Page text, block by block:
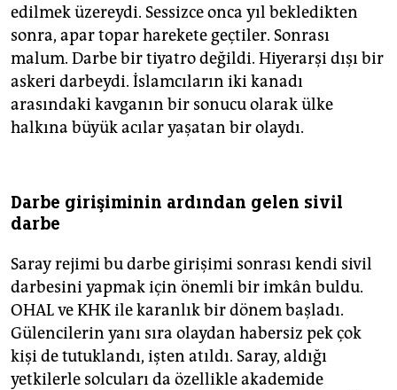
edilmek üzereydi. Sessizce onca yıl bekledikten
sonra, apar topar harekete geçtiler. Sonrası
malum. Darbe bir tiyatro değildi. Hiyerarşi dışı bir
askeri darbeydi. İslamcıların iki kanadı
arasındaki kavganın bir sonucu olarak ülke
halkına büyük acılar yaşatan bir olaydı.
Darbe girişiminin ardından gelen sivil
darbe
Saray rejimi bu darbe girişimi sonrası kendi sivil
darbesini yapmak için önemli bir imkân buldu.
OHAL ve KHK ile karanlık bir dönem başladı.
Gülencilerin yanı sıra olaydan habersiz pek çok
kişi de tutuklandı, işten atıldı. Saray, aldığı
yetkilerle solcuları da özellikle akademide